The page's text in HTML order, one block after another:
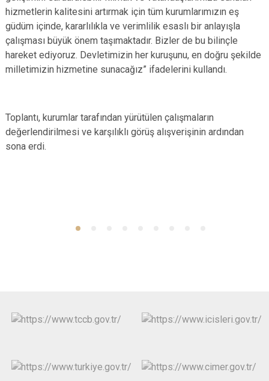
hizmetlerin kalitesini artırmak için tüm kurumlarımızın eş
güdüm içinde, kararlılıkla ve verimlilik esaslı bir anlayışla
çalışması büyük önem taşımaktadır. Bizler de bu bilinçle
hareket ediyoruz. Devletimizin her kuruşunu, en doğru şekilde
milletimizin hizmetine sunacağız” ifadelerini kullandı.
Toplantı, kurumlar tarafından yürütülen çalışmaların
değerlendirilmesi ve karşılıklı görüş alışverişinin ardından
sona erdi.